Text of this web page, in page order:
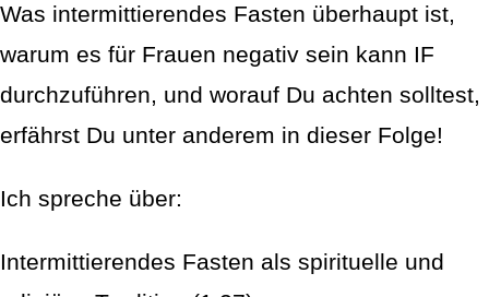
Was intermittierendes Fasten überhaupt ist,
warum es für Frauen negativ sein kann IF
durchzuführen, und worauf Du achten solltest,
erfährst Du unter anderem in dieser Folge!
Ich spreche über:
Intermittierendes Fasten als spirituelle und